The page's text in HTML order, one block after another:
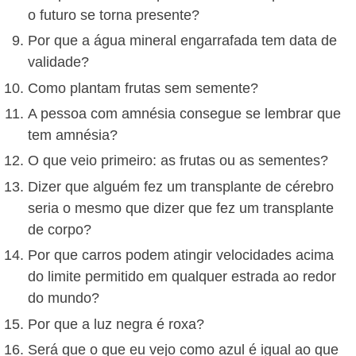
o futuro se torna presente?
Por que a água mineral engarrafada tem data de
validade?
Como plantam frutas sem semente?
A pessoa com amnésia consegue se lembrar que
tem amnésia?
O que veio primeiro: as frutas ou as sementes?
Dizer que alguém fez um transplante de cérebro
seria o mesmo que dizer que fez um transplante
de corpo?
Por que carros podem atingir velocidades acima
do limite permitido em qualquer estrada ao redor
do mundo?
Por que a luz negra é roxa?
Será que o que eu vejo como azul é igual ao que